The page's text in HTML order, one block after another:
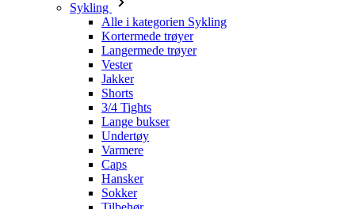
Sykling
Alle i kategorien Sykling
Kortermede trøyer
Langermede trøyer
Vester
Jakker
Shorts
3/4 Tights
Lange bukser
Undertøy
Varmere
Caps
Hansker
Sokker